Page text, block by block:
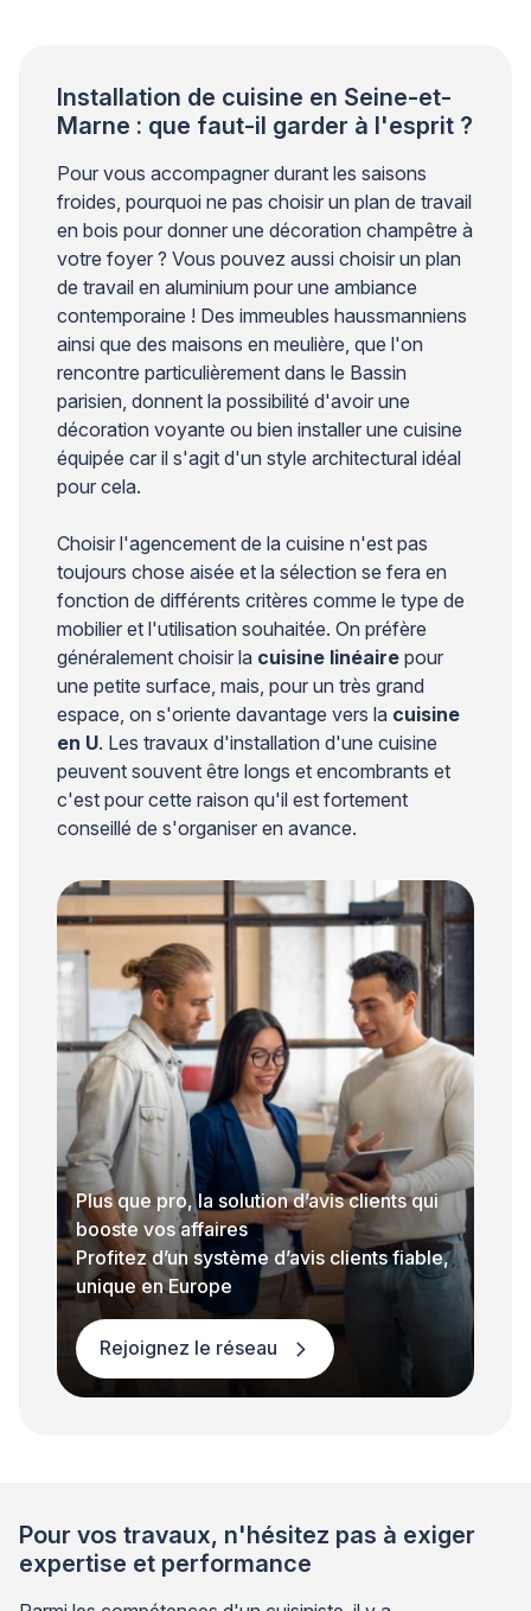
Installation de cuisine en Seine-et-
Marne : que faut-il garder à l'esprit ?
Pour vous accompagner durant les saisons
froides, pourquoi ne pas choisir un plan de travail
en bois pour donner une décoration champêtre à
votre foyer ? Vous pouvez aussi choisir un plan
de travail en aluminium pour une ambiance
contemporaine ! Des immeubles haussmanniens
ainsi que des maisons en meulière, que l'on
rencontre particulièrement dans le Bassin
parisien, donnent la possibilité d'avoir une
décoration voyante ou bien installer une cuisine
équipée car il s'agit d'un style architectural idéal
pour cela.
Choisir l'agencement de la cuisine n'est pas
toujours chose aisée et la sélection se fera en
fonction de différents critères comme le type de
mobilier et l'utilisation souhaitée. On préfère
généralement choisir la cuisine linéaire pour
une petite surface, mais, pour un très grand
espace, on s'oriente davantage vers la cuisine
en U. Les travaux d'installation d'une cuisine
peuvent souvent être longs et encombrants et
c'est pour cette raison qu'il est fortement
conseillé de s'organiser en avance.
Plus que pro, la solution d’avis clients qui
booste vos affaires
Profitez d’un système d’avis clients fiable,
unique en Europe
Rejoignez le réseau
Pour vos travaux, n'hésitez pas à exiger
expertise et performance